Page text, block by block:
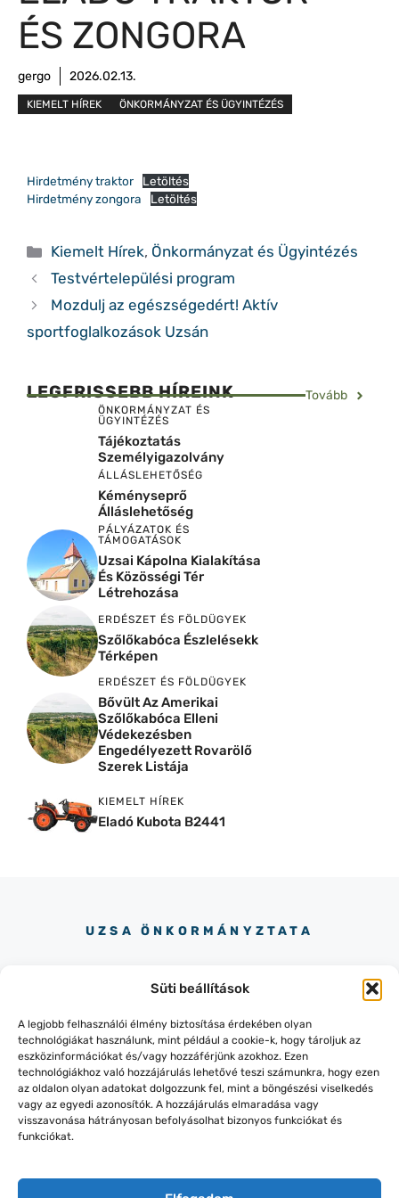
Süti beállítások
A legjobb felhasználói élmény biztosítása érdekében olyan
technológiákat használunk, mint például a cookie-k, hogy tároljuk az
eszközinformációkat és/vagy hozzáférjünk azokhoz. Ezen
technológiákhoz való hozzájárulás lehetővé teszi számunkra, hogy ezen
az oldalon olyan adatokat dolgozzunk fel, mint a böngészési viselkedés
vagy az egyedi azonosítók. A hozzájárulás elmaradása vagy
visszavonása hátrányosan befolyásolhat bizonyos funkciókat és
funkciókat.
ÉS ZONGORA
gergo 2026.02.13.
KIEMELT HÍREK ÖNKORMÁNYZAT ÉS ÜGYINTÉZÉS
Hirdetmény traktor
Letöltés
Hirdetmény zongora
Letöltés
Kategória
Kiemelt Hírek, Önkormányzat és Ügyintézés
Testvértelepülési program
Mozdulj az egészségedért! Aktív
sportfoglalkozások Uzsán
LEGFRISSEBB HÍREINK Tovább
ÖNKORMÁNYZAT ÉS
ÜGYINTÉZÉS
Tájékoztatás
Személyigazolvány
ÁLLÁSLEHETŐSÉG
Kéményseprő
Álláslehetőség
PÁLYÁZATOK ÉS
TÁMOGATÁSOK
Uzsai Kápolna Kialakítása
És Közösségi Tér
Létrehozása
ERDÉSZET ÉS FÖLDÜGYEK
Szőlőkabóca Észlelésekk
Térképen
ERDÉSZET ÉS FÖLDÜGYEK
Bővült Az Amerikai
Szőlőkabóca Elleni
Védekezésben
Engedélyezett Rovarölő
Szerek Listája
KIEMELT HÍREK
Eladó Kubota B2441
UZSA ÖNKORMÁNYZTATA
+36-87/436-151
8319 LESENCEISTVÁND, KOSSUTH
UTCA 145.